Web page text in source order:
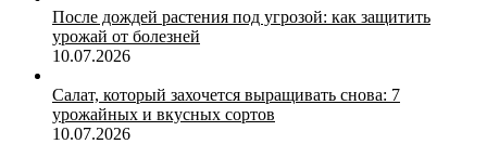
После дождей растения под угрозой: как защитить
урожай от болезней
10.07.2026
Салат, который захочется выращивать снова: 7
урожайных и вкусных сортов
10.07.2026